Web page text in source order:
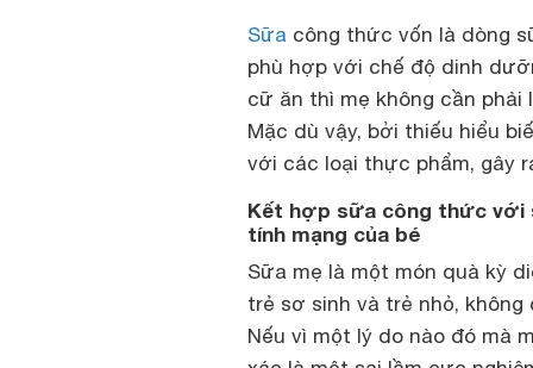
Sữa công thức vốn là dòng
phù hợp với chế độ dinh
cữ ăn thì mẹ không cần
Mặc dù vậy, bởi thiếu hiểu
với các loại thực phẩm, gây
Kết hợp sữa công thức với
tính mạng của bé
Sữa mẹ là một món quà kỳ
trẻ sơ sinh và trẻ nhỏ,
Nếu vì một lý do nào đó mà